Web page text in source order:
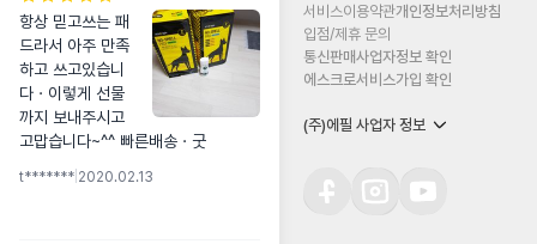
항상 믿고쓰는 패
드라서 아주 만족
하고 쓰고있습니
다ㆍ이렇게 선물
까지 보내주시고
고맙습니다~^^ 빠른배송ㆍ굿
t******* 2020.02.13
서비스이용약관개인정보처리방침
입점/제휴 문의
통신판매사업자정보 확인
에스크로서비스가입 확인
(주)에필 사업자 정보